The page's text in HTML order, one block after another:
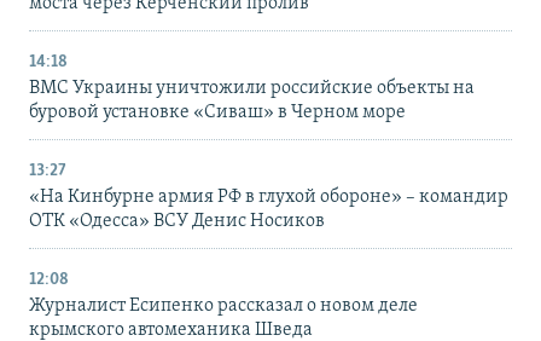
14:18
ВМС Украины уничтожили российские объекты на
буровой установке «Сиваш» в Черном море
13:27
«На Кинбурне армия РФ в глухой обороне» – командир
ОТК «Одесса» ВСУ Денис Носиков
12:08
Журналист Есипенко рассказал о новом деле
крымского автомеханика Шведа